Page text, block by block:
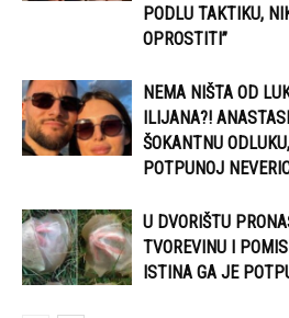
PODLU TAKTIKU,
OPROSTITI”
NEMA NIŠTA OD
ILIJANA?!
ŠOKANTNU
POTPUNOJ
U DVORIŠTU
TVOREVINU I
ISTINA GA JE